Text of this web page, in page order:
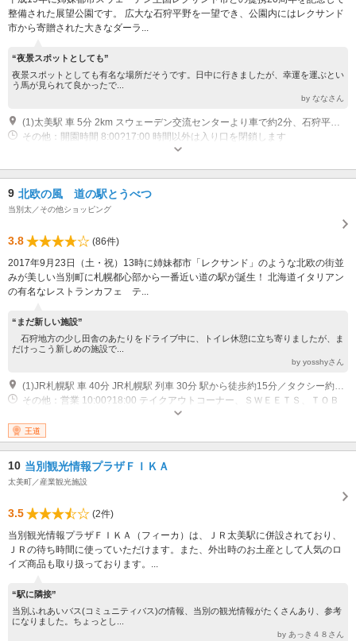
整備された展望公園です。 広大な石狩平野を一望でき、公園内にはレクサンド
市から寄贈された大きなダーラ...
“夜景スポットとしても”
夜景スポットとしても有名な場所だそうです。日中に行きましたが、幸運を運ぶとい
う馬が見られて良かったで...
by ななさん
(1)太美駅 車 5分 2km スウェーデン交流センターより車で約2分、石狩平野を一望出来る公園です。平成19年に完成。
その他：開園時間 8:00?17:00 時間以外は入り口を閉鎖します
9 北欧の風 道の駅とうべつ
当別太／その他ショッピング
3.8
(86件)
2017年9月23日（土・祝）13時に姉妹都市「レクサンド」のような北欧の街並
みが美しい当別町に札幌都心部から一番近い道の駅が誕生！ 北海道イタリアン
の有名なレストランカフェ テ...
“まだ新しい施設”
石狩地方の少し田舎のあたりをドライブ中に、トイレ休憩に立ち寄りましたが、ま
だけっこう新しめの施設で...
by yosshyさん
(1)JR札幌駅 車 40分 JR札幌駅 列車 30分 駅から徒歩約15分／タクシー約3分
その他：営業 10:00?18:00 テイクアウトコーナー、ＳＷＥＥＴＳ、ＴＯＢ
ＥＳＴＳＨＯＰ 営業 11:00?18:00 レストラン L.O.17：00 営業 9:00?16:00
農産物直売所 (11月下旬から4月下旬まで休業）
王道
10 当別観光情報プラザＦＩＫＡ
太美町／産業観光施設
3.5
(2件)
当別観光情報プラザＦＩＫＡ（フィーカ）は、ＪＲ太美駅に併設されており、
ＪＲの待ち時間に使っていただけます。また、外出時のお土産として人気のロ
イズ商品も取り扱っております。...
“駅に隣接”
当別ふれあいバス(コミュニティバス)の情報、当別の観光情報がたくさんあり、参考
になりました。ちょっとし...
by あっき４８さん